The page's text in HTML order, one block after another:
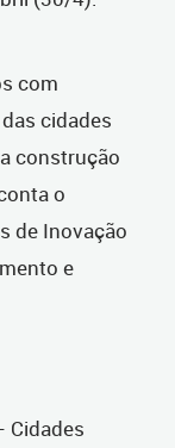
com
cidades
construção
o
de Inovação
e
Cidades